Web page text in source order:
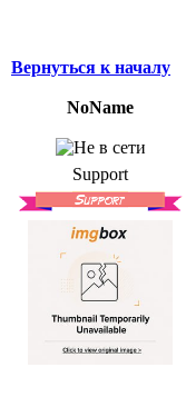
Вернуться к началу
NoName
Support